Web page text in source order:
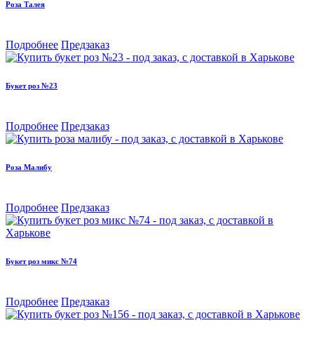
Роза Талея
Подробнее Предзаказ
Букет роз №23
Подробнее Предзаказ
Роза Малибу
Подробнее Предзаказ
Букет роз микс №74
Подробнее Предзаказ